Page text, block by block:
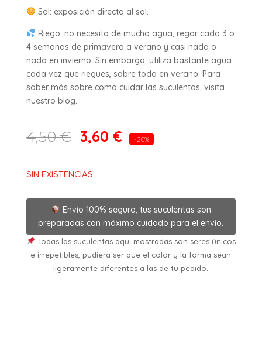
Sol: exposición directa al sol.
Riego: no necesita de mucha agua, regar cada 3 o
4 semanas de primavera a verano y casi nada o
nada en invierno. Sin embargo, utiliza bastante agua
cada vez que riegues, sobre todo en verano. Para
saber más sobre como cuidar las suculentas, visita
nuestro blog.
4,50€ 3,60 € -20%
SIN EXISTENCIAS
Envío 100% seguro, tus suculentas son
preparadas con máximo cuidado para el envío.
Todas las suculentas aquí mostradas son seres únicos
e irrepetibles, pudiera ser que el color y la forma sean
ligeramente diferentes a las de tu pedido.